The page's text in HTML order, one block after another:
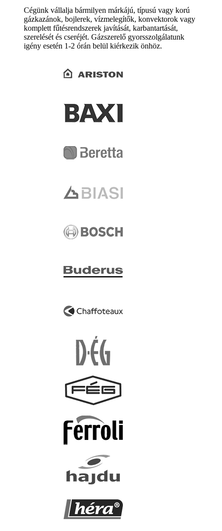
Cégünk vállalja bármilyen márkájú, típusú vagy korú
gázkazánok, bojlerek, vízmelegítők, konvektorok vagy
komplett fűtésrendszerek javítását, karbantartását,
szerelését és cseréjét. Gázszerelő gyorsszolgálatunk
igény esetén 1-2 órán belül kiérkezik önhöz.